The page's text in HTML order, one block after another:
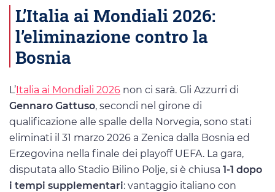
L’Italia ai Mondiali 2026:
l’eliminazione contro la
Bosnia
L’Italia ai Mondiali 2026 non ci sarà. Gli Azzurri di
Gennaro Gattuso, secondi nel girone di
qualificazione alle spalle della Norvegia, sono stati
eliminati il 31 marzo 2026 a Zenica dalla Bosnia ed
Erzegovina nella finale dei playoff UEFA. La gara,
disputata allo Stadio Bilino Polje, si è chiusa 1-1 dopo
i tempi supplementari: vantaggio italiano con